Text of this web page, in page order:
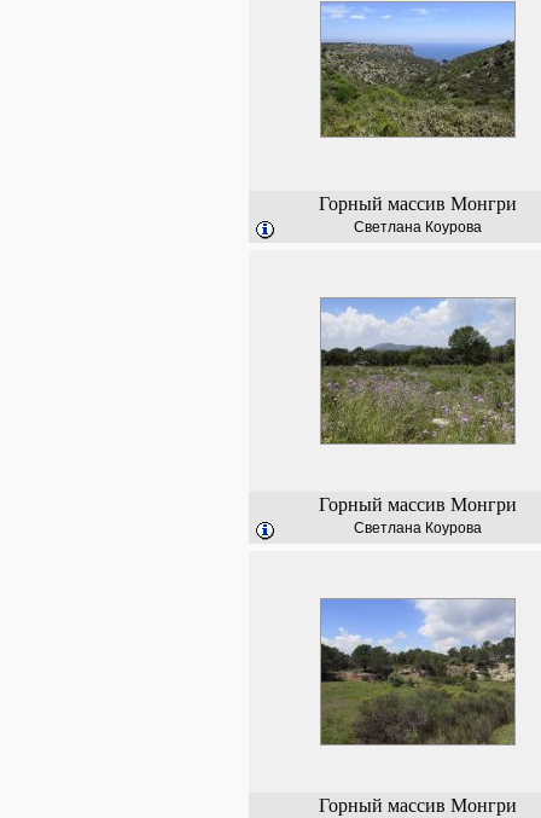
Горный массив Монгри
Светлана Коурова
Горный массив Монгри
Светлана Коурова
Горный массив Монгри